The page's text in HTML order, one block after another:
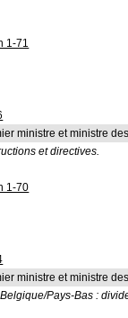
1-71
ministre et ministre
et directives.
1-70
ministre et ministre
Pays-Bas :